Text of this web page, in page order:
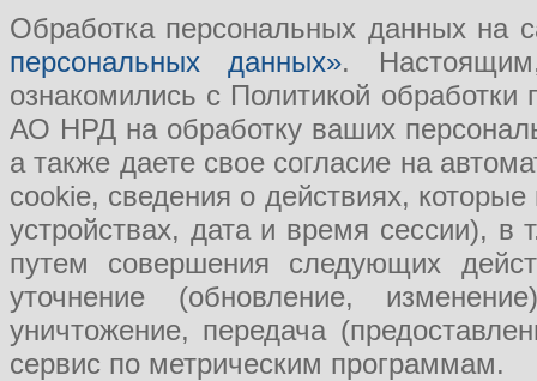
Обработка персональных данных на
персональных данных».
ознакомились с Политикой
АО НРД на обработку ваших
а также даете свое согласие на
cookie, сведения о действиях,
устройствах, дата и время сессии), в
путем совершения следующих
уточнение (обновление,
уничтожение, передача
сервис по метрическим программам.